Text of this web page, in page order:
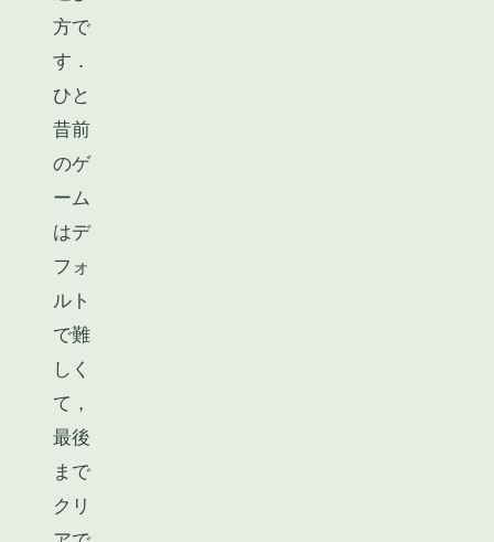
方で
す．
ひと
昔前
のゲ
ーム
はデ
フォ
ルト
で難
しく
て，
最後
まで
クリ